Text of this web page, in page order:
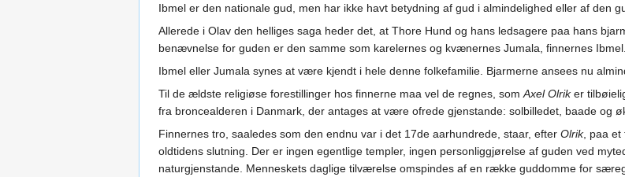
Ibmel er den nationale gud, men har ikke havt betydning af gud i almindelighed eller af den
Allerede i Olav den helliges saga heder det, at Thore Hund og hans ledsagere paa hans
benævnelse for guden er den samme som karelernes og kvænernes Jumala, finnernes Ibmel.
Ibmel eller Jumala synes at være kjendt i hele denne folkefamilie. Bjarmerne ansees nu
Til de ældste religiøse forestillinger hos finnerne maa vel de regnes, somAxel Olriker
fra broncealderen i Danmark, der antages at være ofrede gjenstande: solbilledet, baade og
Finnernes tro, saaledes som den endnu var i det 17de aarhundrede, staar, efter Olrik, paa et
oldtidens slutning. Der er ingen egentlige templer, ingen personliggjørelse af guden ved
naturgjenstande. Menneskets daglige tilværelse omspindes af en række guddomme for